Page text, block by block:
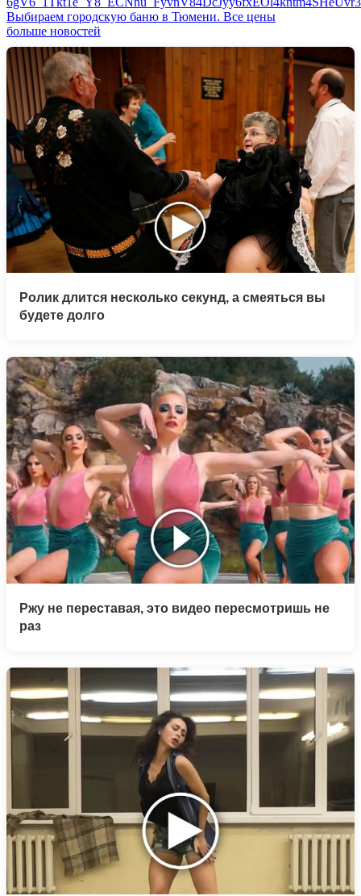
Выбираем городскую баню в Тюмени. Все цены
больше новостей
Ролик длится несколько секунд, а смеяться вы
будете долго
Ржу не переставая, это видео пересмотришь не
раз